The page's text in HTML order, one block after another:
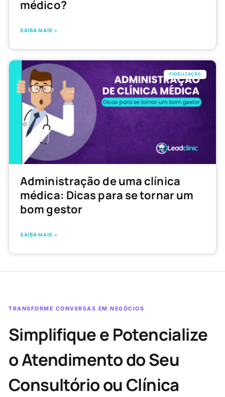
médico?
SAIBA MAIS »
FIDELIZAÇÃO
Administração de uma clínica
médica: Dicas para se tornar um
bom gestor
SAIBA MAIS »
TRANSFORME CONVERSAS EM NEGÓCIOS
Simplifique e Potencialize
o Atendimento do Seu
Consultório ou Clínica